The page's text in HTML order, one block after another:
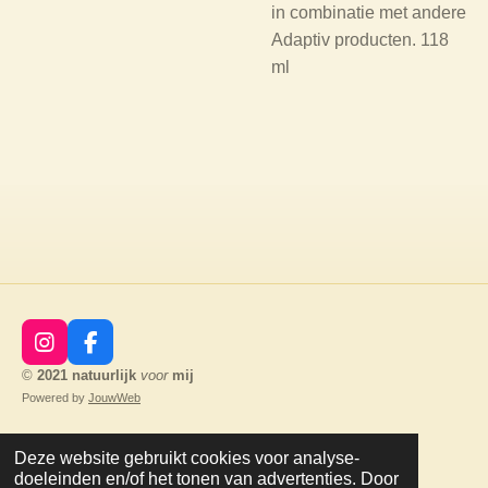
Deze website gebruikt cookies voor analyse-
doeleinden en/of het tonen van advertenties. Door
in combinatie met andere
Adaptiv producten. 118
ml
I
n
s
a
g
r
F
a
c
b
o
o
© 2021 natuurlijk voor mij
Powered by JouwWeb